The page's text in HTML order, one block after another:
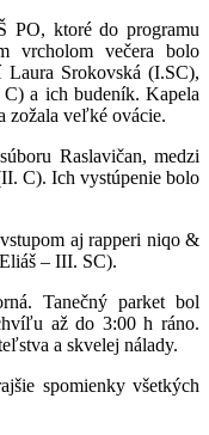
PO, ktoré do programu
vrcholom večera bolo
Srokovská (I.SC),
a ich budeník. Kapela
zožala veľké ovácie.
Raslavičan, medzi
C). Ich vystúpenie bolo
aj rapperi niqo &
– III. SC).
Tanečný parket bol
až do 3:00 h ráno.
a skvelej nálady.
spomienky všetkých